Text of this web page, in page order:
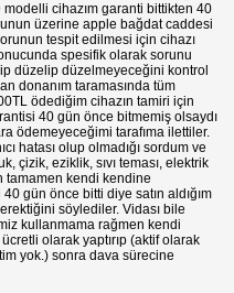
cihazım garanti bittikten 40
üzerine apple bağdat caddesi
tespit edilmesi için cihazı
spesifik olarak sorunu
düzelip düzelmeyeceğini kontrol
donanım taramasında tüm
ödediğim cihazın tamiri için
40 gün önce bitmemiş olsaydı
ödemeyeceğimi tarafıma ilettiler.
hatası olup olmadığı sordum ve
çizik, eziklik, sıvı teması, elektrik
tamamen kendi kendine
gün önce bitti diye satın aldığım
söylediler. Vidası bile
kullanmama rağmen kendi
olarak yaptırıp (aktif olarak
yok.) sonra dava sürecine